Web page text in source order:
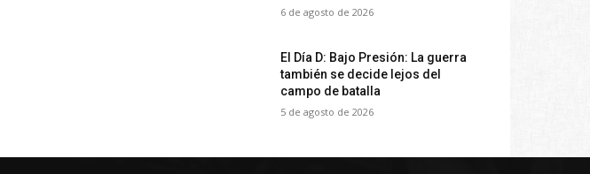
6 de agosto de 2026
El Día D: Bajo Presión: La guerra
también se decide lejos del
campo de batalla
5 de agosto de 2026